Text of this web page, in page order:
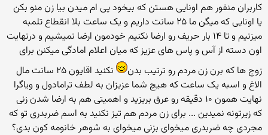
کاربران منفور هم اونایی هستن که بیخود پی ام میدن بیا زن منو بکن
یا اونایی که میگن ما ۲۵ سانت داریم و یک ساعت بلا انقطاع تلمبه
میزنیم و تا ۱۴ بار حریف رو ارضا نکنیم خودمون ارضا نمیشیم و درنهایت
اون دسته از آس و پاس های عزیز که میان اعلام امادگی میکنن برای
زوج ها که برن زن مردم رو ترتیب بدن
نکنید اقایون ۲۵ سانت مال
الاغ و اسبه یک ساعت که هیچ شما عزیزان به لطف ترامادول و ویاگرا
نهایت همون ۱۰ دقیقه رو عرق بریزید و اهمیتی هم به ارضا شدن زنی
که زیرتونه نمیدین ... برای زن مردم هم تیز نکنید به اسم ضربدری تو که
مجردی چه ضربدری میخوای بزنی میخوای به شوهر خانومه کون بدی؟